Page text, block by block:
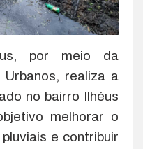
por meio da
realiza a
no bairro Ilhéus
melhorar o
e contribuir